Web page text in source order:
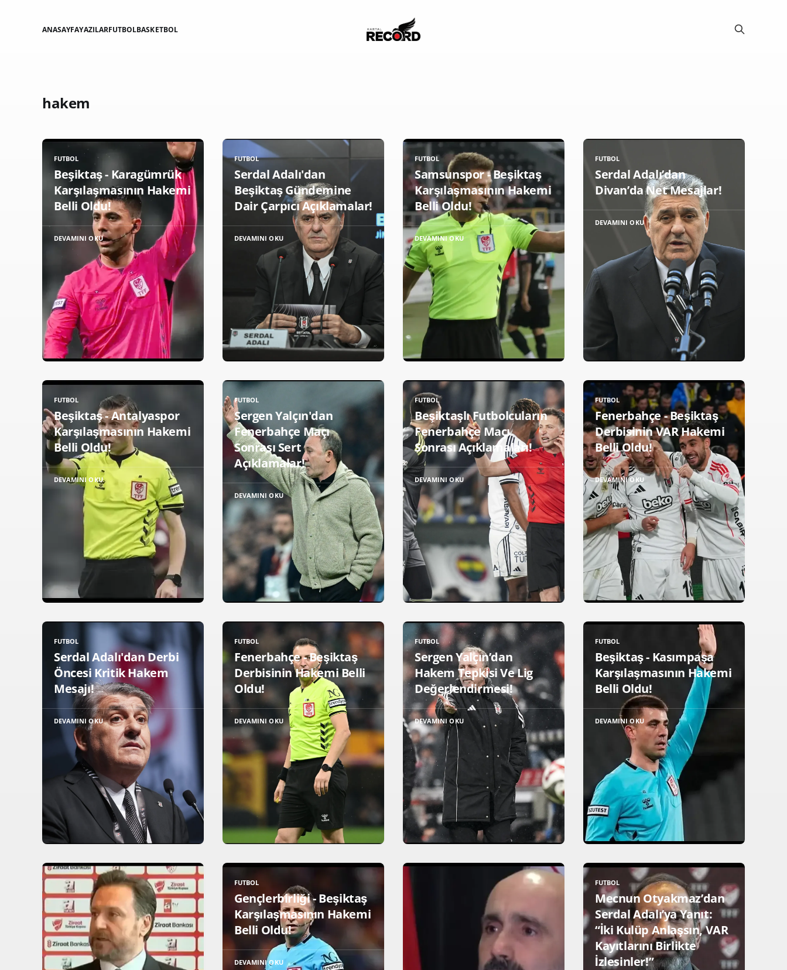
ANASAYFAYAZILARFUTBOLBASKETBOL
hakem
FUTBOL
Beşiktaş - Karagümrük
Karşılaşmasının Hakemi
Belli Oldu!
DEVAMINI OKU
FUTBOL
Serdal Adalı'dan
Beşiktaş Gündemine
Dair Çarpıcı Açıklamalar!
DEVAMINI OKU
FUTBOL
Samsunspor - Beşiktaş
Karşılaşmasının Hakemi
Belli Oldu!
DEVAMINI OKU
FUTBOL
Serdal Adalı’dan
Divan’da Net Mesajlar!
DEVAMINI OKU
FUTBOL
Beşiktaş - Antalyaspor
Karşılaşmasının Hakemi
Belli Oldu!
DEVAMINI OKU
FUTBOL
Sergen Yalçın'dan
Fenerbahçe Maçı
Sonrası Sert
Açıklamalar!
DEVAMINI OKU
FUTBOL
Beşiktaşlı Futbolcuların
Fenerbahçe Maçı
Sonrası Açıklamaları!
DEVAMINI OKU
FUTBOL
Fenerbahçe - Beşiktaş
Derbisinin VAR Hakemi
Belli Oldu!
DEVAMINI OKU
FUTBOL
Serdal Adalı'dan Derbi
Öncesi Kritik Hakem
Mesajı!
DEVAMINI OKU
FUTBOL
Fenerbahçe - Beşiktaş
Derbisinin Hakemi Belli
Oldu!
DEVAMINI OKU
FUTBOL
Sergen Yalçın’dan
Hakem Tepkisi Ve Lig
Değerlendirmesi!
DEVAMINI OKU
FUTBOL
Beşiktaş - Kasımpaşa
Karşılaşmasının Hakemi
Belli Oldu!
DEVAMINI OKU
FUTBOL
Gençlerbirliği - Beşiktaş
Karşılaşmasının Hakemi
Belli Oldu!
DEVAMINI OKU
FUTBOL
Mecnun Otyakmaz’dan
Serdal Adalı’ya Yanıt:
“İki Kulüp Anlaşsın, VAR
Kayıtlarını Birlikte
İzlesinler!”